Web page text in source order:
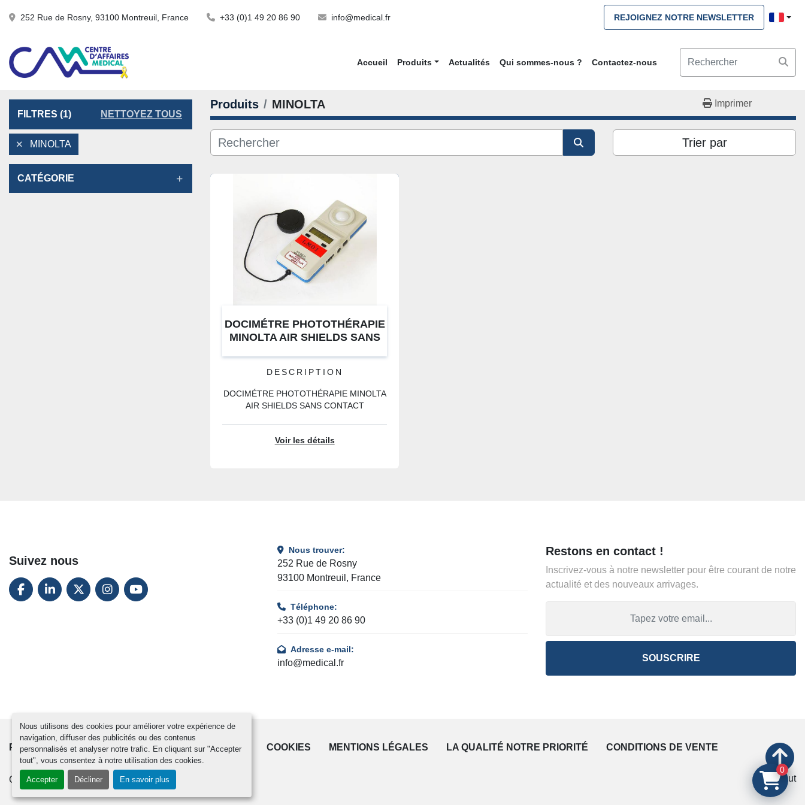
Nous utilisons des cookies pour améliorer votre expérience de
navigation, diffuser des publicités ou des contenus
personnalisés et analyser notre trafic. En cliquant sur "Accepter
tout", vous consentez à notre utilisation des cookies.
Accepter Décliner En savoir plus
252 Rue de Rosny, 93100 Montreuil, France +33 (0)1 49 20 86 90 info@medical.fr REJOIGNEZ NOTRE NEWSLETTER
Accueil Produits Actualités Qui sommes-nous ? Contactez-nous
FILTRES (1) NETTOYEZ TOUS
MINOLTA
CATÉGORIE
Produits MINOLTA Imprimer
Trier par
DOCIMÉTRE PHOTOTHÉRAPIE
MINOLTA AIR SHIELDS SANS
DESCRIPTION
DOCIMÉTRE PHOTOTHÉRAPIE MINOLTA
AIR SHIELDS SANS CONTACT
Voir les détails
Suivez nous
FACEBOOK
LINKEDINTWITTERINSTAGRAM
YOUTUBE
Nous trouver:
252 Rue de Rosny
93100 Montreuil, France
Téléphone:
+33 (0)1 49 20 86 90
Adresse e-mail:
info@medical.fr
Restons en contact !
Inscrivez-vous à notre newsletter pour être courant de notre
actualité et des nouveaux arrivages.
SOUSCRIRE
PRODUITS ACTUALITÉS CONTACTEZ-NOUS COOKIES MENTIONS LÉGALES LA QUALITÉ NOTRE PRIORITÉ CONDITIONS DE VENTE
Gérez les cookies En haut
0